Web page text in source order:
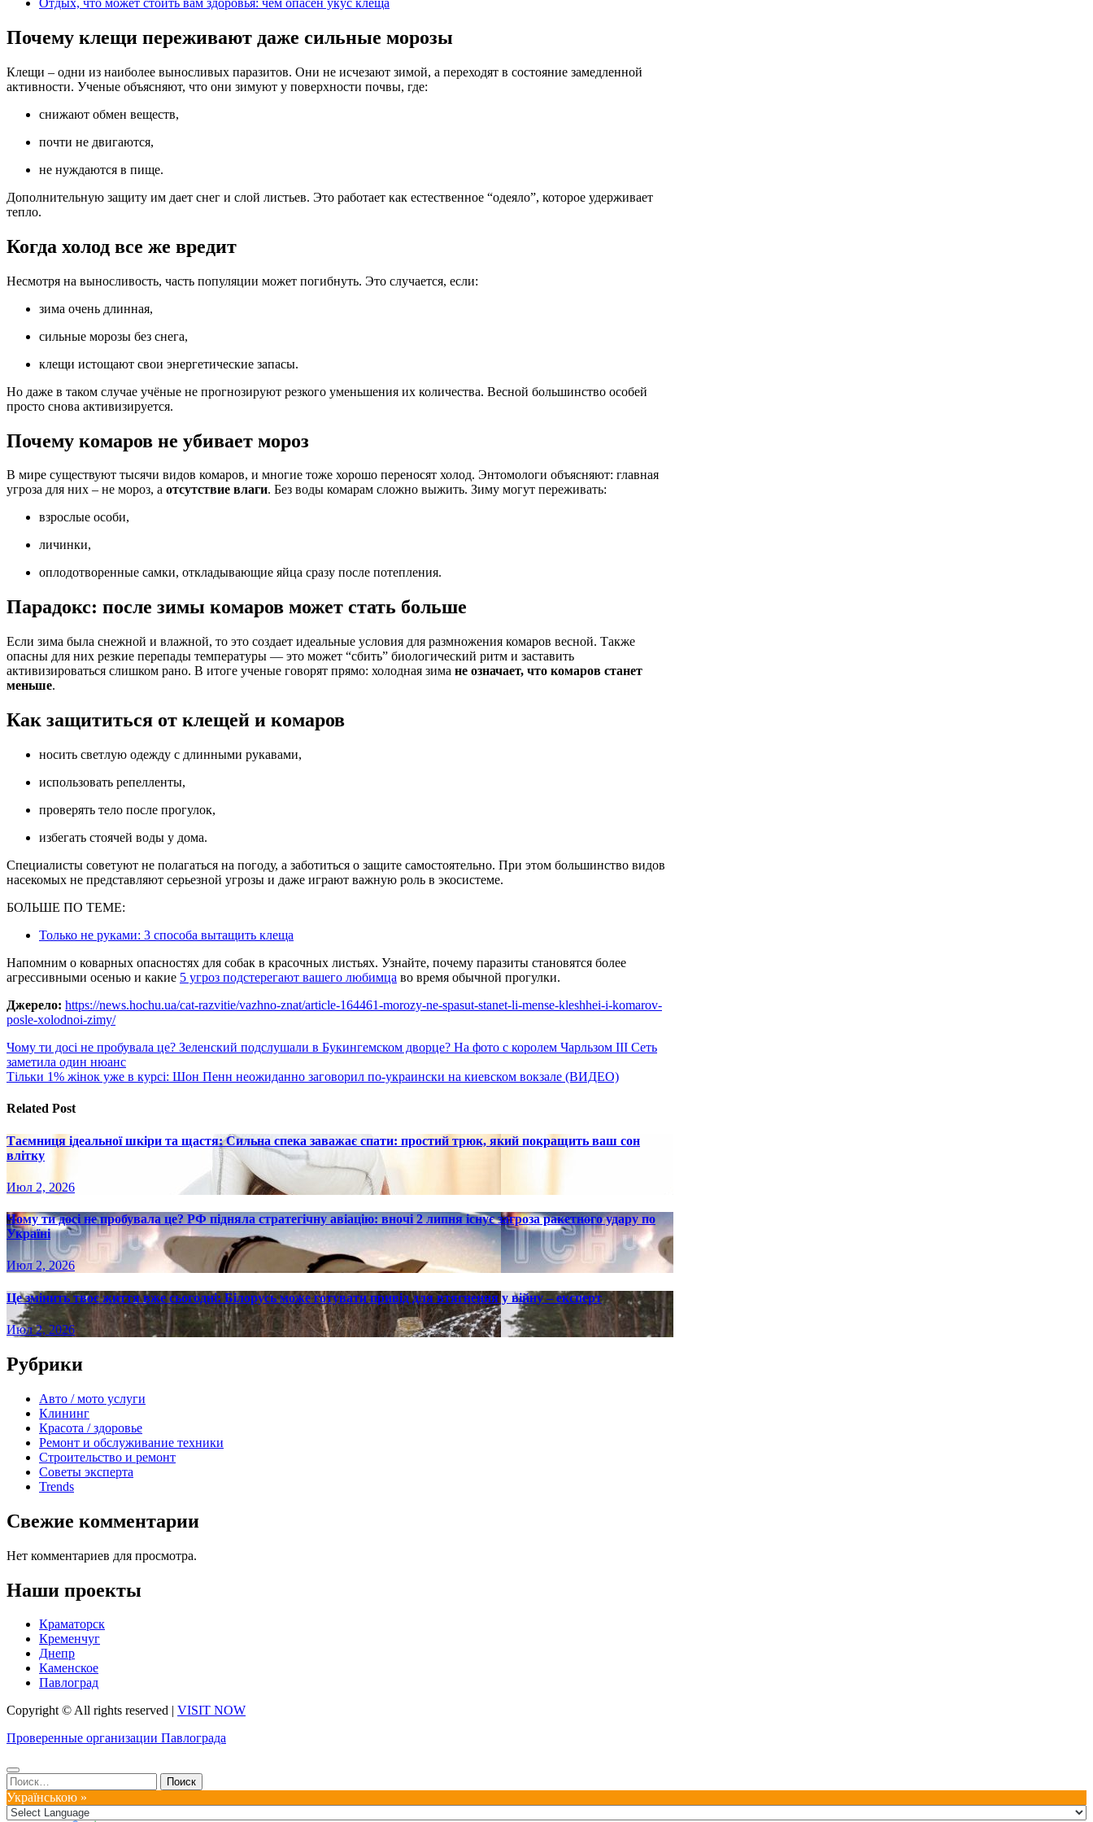
Отдых, что может стоить вам здоровья: чем опасен укус клеща
Почему клещи переживают даже сильные морозы
Клещи – одни из наиболее выносливых паразитов. Они не исчезают зимой, а переходят в состояние замедленной
активности. Ученые объясняют, что они зимуют у поверхности почвы, где:
снижают обмен веществ,
почти не двигаются,
не нуждаются в пище.
Дополнительную защиту им дает снег и слой листьев. Это работает как естественное “одеяло”, которое удерживает
тепло.
Когда холод все же вредит
Несмотря на выносливость, часть популяции может погибнуть. Это случается, если:
зима очень длинная,
сильные морозы без снега,
клещи истощают свои энергетические запасы.
Но даже в таком случае учёные не прогнозируют резкого уменьшения их количества. Весной большинство особей
просто снова активизируется.
Почему комаров не убивает мороз
В мире существуют тысячи видов комаров, и многие тоже хорошо переносят холод. Энтомологи объясняют: главная
угроза для них – не мороз, а отсутствие влаги. Без воды комарам сложно выжить. Зиму могут переживать:
взрослые особи,
личинки,
оплодотворенные самки, откладывающие яйца сразу после потепления.
Парадокс: после зимы комаров может стать больше
Если зима была снежной и влажной, то это создает идеальные условия для размножения комаров весной. Также
опасны для них резкие перепады температуры — это может “сбить” биологический ритм и заставить
активизироваться слишком рано. В итоге ученые говорят прямо: холодная зима не означает, что комаров станет
меньше.
Как защититься от клещей и комаров
носить светлую одежду с длинными рукавами,
использовать репелленты,
проверять тело после прогулок,
избегать стоячей воды у дома.
Специалисты советуют не полагаться на погоду, а заботиться о защите самостоятельно. При этом большинство видов
насекомых не представляют серьезной угрозы и даже играют важную роль в экосистеме.
БОЛЬШЕ ПО ТЕМЕ:
Только не руками: 3 способа вытащить клеща
Напомним о коварных опасностях для собак в красочных листьях. Узнайте, почему паразиты становятся более
агрессивными осенью и какие 5 угроз подстерегают вашего любимца во время обычной прогулки.
Джерело: https://news.hochu.ua/cat-razvitie/vazhno-znat/article-164461-morozy-ne-spasut-stanet-li-mense-kleshhei-i-komarov-
posle-xolodnoi-zimy/
Навигация
по
Чому ти досі не пробувала це? Зеленский подслушали в Букингемском дворце? На фото с королем Чарльзом III Сеть
заметила один нюанс
Тільки 1% жінок уже в курсі: Шон Пенн неожиданно заговорил по-украински на киевском вокзале (ВИДЕО)
Related Post
Таємниця ідеальної шкіри та щастя: Сильна спека заважає спати: простий трюк, який покращить ваш сон
влітку
Июл 2, 2026
Чому ти досі не пробувала це? РФ підняла стратегічну авіацію: вночі 2 липня існує загроза ракетного удару по
Україні
Июл 2, 2026
Це змінить твоє життя вже сьогодні: Білорусь може готувати привід для втягнення у війну – експерт
Июл 2, 2026
Рубрики
Авто / мото услуги
Клининг
Красота / здоровье
Ремонт и обслуживание техники
Строительство и ремонт
Советы эксперта
Trends
Свежие комментарии
Нет комментариев для просмотра.
Наши проекты
Краматорск
Кременчуг
Днепр
Каменское
Павлоград
Copyright © All rights reserved | VISIT NOW
Проверенные организации Павлограда
Найти:
Українською »